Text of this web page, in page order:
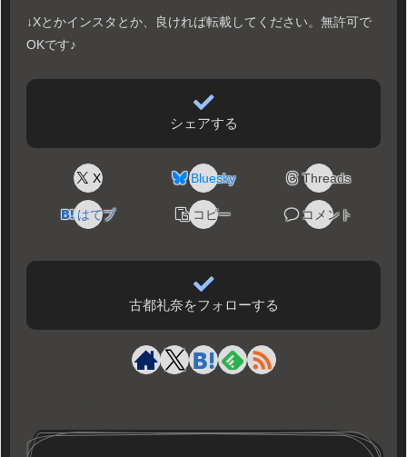
↓Xとかインスタとか、良ければ転載してください。無許可で
OKです♪
シェアする
X Bluesky Threads
はてブ コピー コメント
古都礼奈をフォローする